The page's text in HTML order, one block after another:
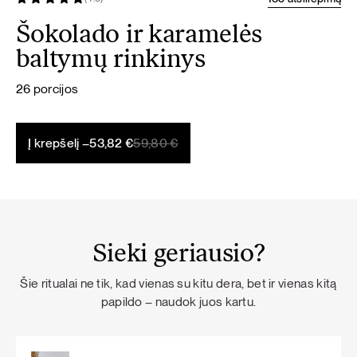
Šokolado ir karamelės
baltymų rinkinys
26 porcijos
Į krepšelį – 59,80€
Original
price
53,82€
Current
price
Sieki geriausio?
Šie ritualai ne tik, kad vienas su kitu dera, bet ir vienas kitą
papildo – naudok juos kartu.